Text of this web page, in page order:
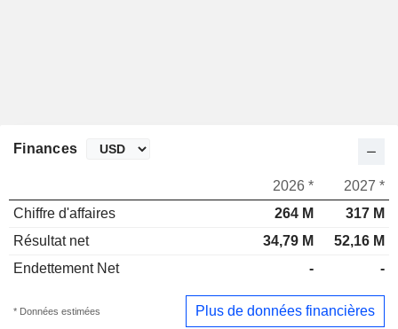
Finances
2026 *
2027 *
Chiffre d'affaires
264 M
317 M
Résultat net
34,79 M
52,16 M
Endettement Net
- -
* Données estimées Plus de données financières